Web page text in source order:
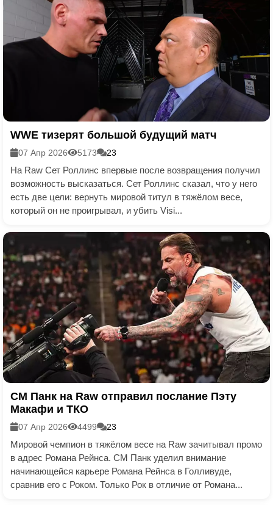
WWE тизерят большой будущий матч
07 Апр 2026 5173 23
На Raw Сет Роллинс впервые после возвращения получил
возможность высказаться. Сет Роллинс сказал, что у него
есть две цели: вернуть мировой титул в тяжёлом весе,
который он не проигрывал, и убить Visi...
СМ Панк на Raw отправил послание Пэту
Макафи и ТКО
07 Апр 2026 4499 23
Мировой чемпион в тяжёлом весе на Raw зачитывал промо
в адрес Романа Рейнса. СМ Панк уделил внимание
начинающейся карьере Романа Рейнса в Голливуде,
сравнив его с Роком. Только Рок в отличие от Романа...